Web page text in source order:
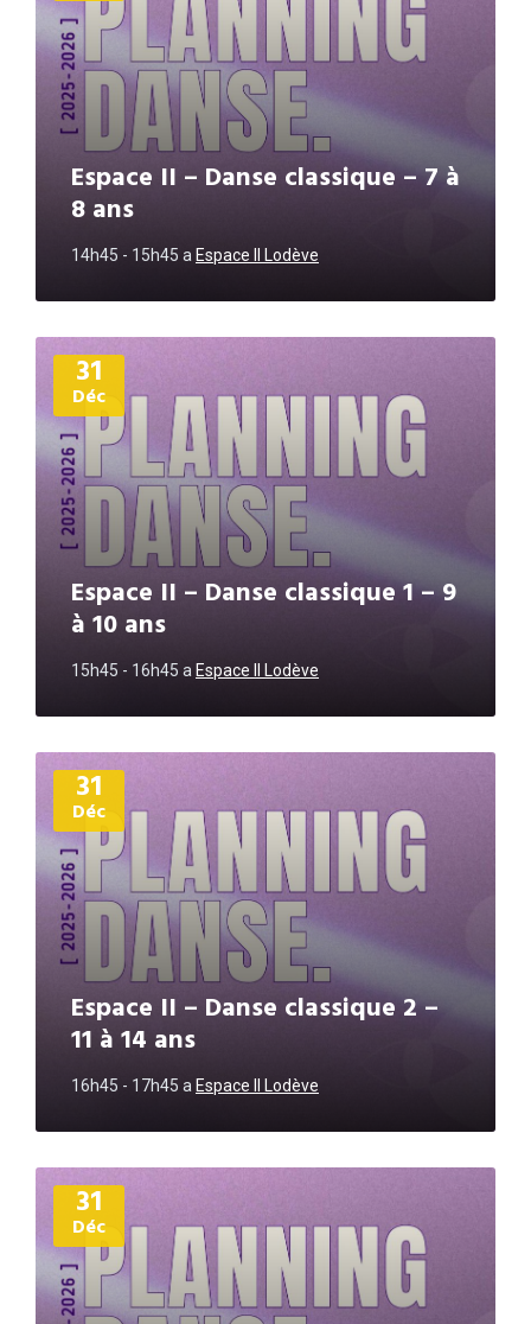
Espace II – Danse classique – 7 à
8 ans
14h45 - 15h45 a Espace II Lodève
31
Déc
Espace II – Danse classique 1 – 9
à 10 ans
15h45 - 16h45 a Espace II Lodève
Plus
d'informations
31
Déc
Espace II – Danse classique 2 –
11 à 14 ans
16h45 - 17h45 a Espace II Lodève
Plus
d'informations
31
Déc
Plus
d'informations